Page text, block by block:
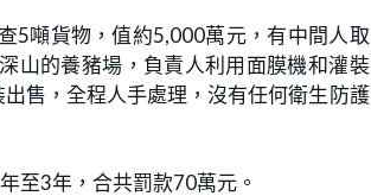
5噸貨物，值約5,000萬元，有中間人取
山的養豬場，負責人利用面膜機和灌裝
售，全程人手處理，沒有任何衛生防護
至3年，合共罰款70萬元。